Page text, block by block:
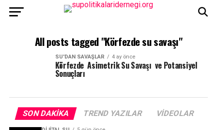
All posts tagged "Körfezde su savaşı"
SU'DAN SAVAŞLAR 4 ay önce
Körfezde Asimetrik Su Savaşı ve Potansiyel
Sonuçları
SON DAKIKA TREND YAZILAR VIDEOLAR